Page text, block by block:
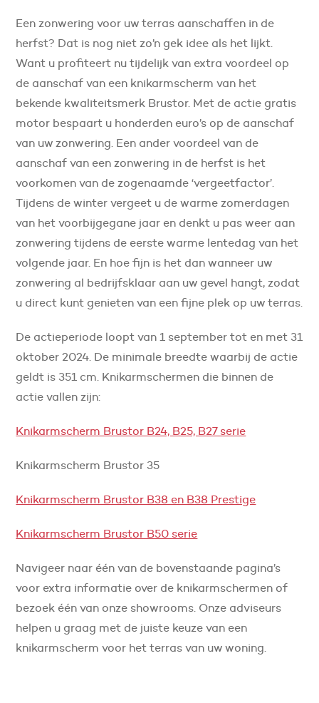
Een zonwering voor uw terras aanschaffen in de
herfst? Dat is nog niet zo’n gek idee als het lijkt.
Want u profiteert nu tijdelijk van extra voordeel op
de aanschaf van een knikarmscherm van het
bekende kwaliteitsmerk Brustor. Met de actie gratis
motor bespaart u honderden euro’s op de aanschaf
van uw zonwering. Een ander voordeel van de
aanschaf van een zonwering in de herfst is het
voorkomen van de zogenaamde ‘vergeetfactor’.
Tijdens de winter vergeet u de warme zomerdagen
van het voorbijgegane jaar en denkt u pas weer aan
zonwering tijdens de eerste warme lentedag van het
volgende jaar. En hoe fijn is het dan wanneer uw
zonwering al bedrijfsklaar aan uw gevel hangt, zodat
u direct kunt genieten van een fijne plek op uw terras.
De actieperiode loopt van 1 september tot en met 31
oktober 2024. De minimale breedte waarbij de actie
geldt is 351 cm. Knikarmschermen die binnen de
actie vallen zijn:
Knikarmscherm Brustor B24, B25, B27 serie
Knikarmscherm Brustor 35
Knikarmscherm Brustor B38 en B38 Prestige
Knikarmscherm Brustor B50 serie
Navigeer naar één van de bovenstaande pagina’s
voor extra informatie over de knikarmschermen of
bezoek één van onze showrooms. Onze adviseurs
helpen u graag met de juiste keuze van een
knikarmscherm voor het terras van uw woning.